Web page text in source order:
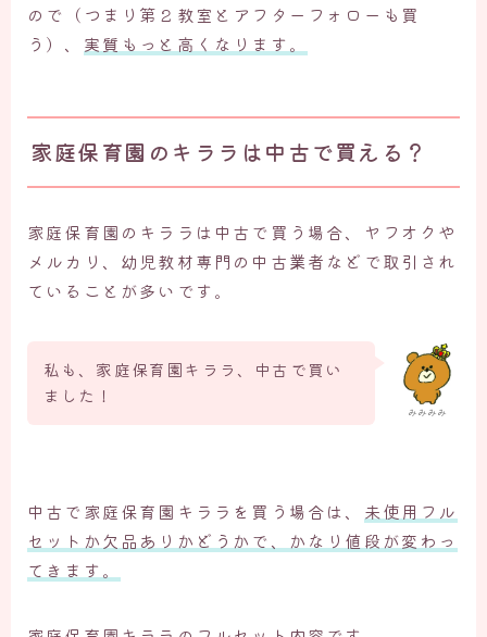
ので（つまり第２教室とアフターフォローも買
う）、 実質もっと高くなります。
家庭保育園のキララは中古で買える？
家庭保育園のキララは中古で買う場合、ヤフオクや
メルカリ、幼児教材専門の中古業者などで取引され
ていることが多いです。
みみみみ
私も、家庭保育園キララ、中古で買い
ました！
中古で家庭保育園キララを買う場合は、 未使用フル
セットか欠品ありかどうかで、かなり値段が変わっ
てきます。